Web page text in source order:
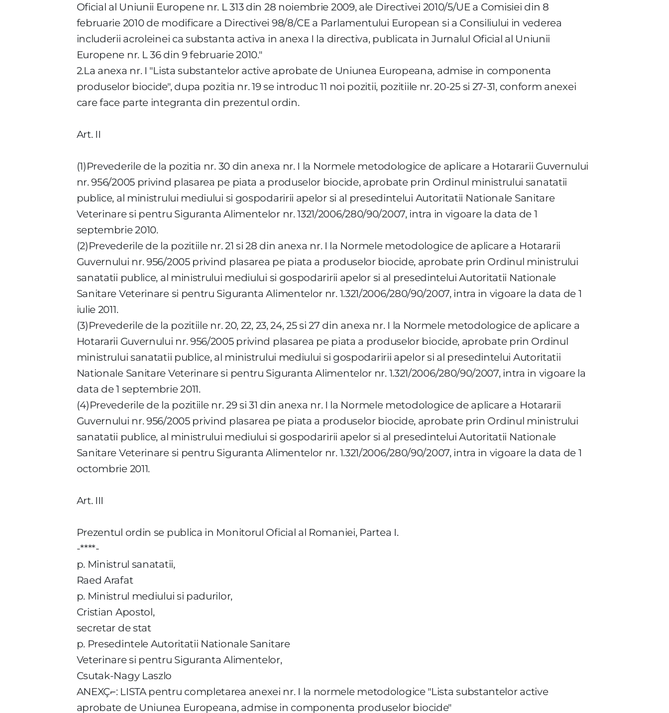
Oficial al Uniunii Europene nr. L 313 din 28 noiembrie 2009, ale Directivei 2010/5/UE a Comisiei din 8
februarie 2010 de modificare a Directivei 98/8/CE a Parlamentului European si a Consiliului in vederea
includerii acroleinei ca substanta activa in anexa I la directiva, publicata in Jurnalul Oficial al Uniunii
Europene nr. L 36 din 9 februarie 2010."
2.La anexa nr. I "Lista substantelor active aprobate de Uniunea Europeana, admise in componenta
produselor biocide", dupa pozitia nr. 19 se introduc 11 noi pozitii, pozitiile nr. 20-25 si 27-31, conform anexei
care face parte integranta din prezentul ordin.
Art. II
(1)Prevederile de la pozitia nr. 30 din anexa nr. I la Normele metodologice de aplicare a Hotararii Guvernului
nr. 956/2005 privind plasarea pe piata a produselor biocide, aprobate prin Ordinul ministrului sanatatii
publice, al ministrului mediului si gospodaririi apelor si al presedintelui Autoritatii Nationale Sanitare
Veterinare si pentru Siguranta Alimentelor nr. 1321/2006/280/90/2007, intra in vigoare la data de 1
septembrie 2010.
(2)Prevederile de la pozitiile nr. 21 si 28 din anexa nr. I la Normele metodologice de aplicare a Hotararii
Guvernului nr. 956/2005 privind plasarea pe piata a produselor biocide, aprobate prin Ordinul ministrului
sanatatii publice, al ministrului mediului si gospodaririi apelor si al presedintelui Autoritatii Nationale
Sanitare Veterinare si pentru Siguranta Alimentelor nr. 1.321/2006/280/90/2007, intra in vigoare la data de 1
iulie 2011.
(3)Prevederile de la pozitiile nr. 20, 22, 23, 24, 25 si 27 din anexa nr. I la Normele metodologice de aplicare a
Hotararii Guvernului nr. 956/2005 privind plasarea pe piata a produselor biocide, aprobate prin Ordinul
ministrului sanatatii publice, al ministrului mediului si gospodaririi apelor si al presedintelui Autoritatii
Nationale Sanitare Veterinare si pentru Siguranta Alimentelor nr. 1.321/2006/280/90/2007, intra in vigoare la
data de 1 septembrie 2011.
(4)Prevederile de la pozitiile nr. 29 si 31 din anexa nr. I la Normele metodologice de aplicare a Hotararii
Guvernului nr. 956/2005 privind plasarea pe piata a produselor biocide, aprobate prin Ordinul ministrului
sanatatii publice, al ministrului mediului si gospodaririi apelor si al presedintelui Autoritatii Nationale
Sanitare Veterinare si pentru Siguranta Alimentelor nr. 1.321/2006/280/90/2007, intra in vigoare la data de 1
octombrie 2011.
Art. III
Prezentul ordin se publica in Monitorul Oficial al Romaniei, Partea I.
-****-
p. Ministrul sanatatii,
Raed Arafat
p. Ministrul mediului si padurilor,
Cristian Apostol,
secretar de stat
p. Presedintele Autoritatii Nationale Sanitare
Veterinare si pentru Siguranta Alimentelor,
Csutak-Nagy Laszlo
ANEXÇ⌐: LISTA pentru completarea anexei nr. I la normele metodologice "Lista substantelor active
aprobate de Uniunea Europeana, admise in componenta produselor biocide"